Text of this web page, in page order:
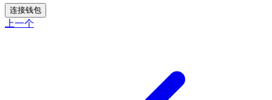
连接钱包
上一个